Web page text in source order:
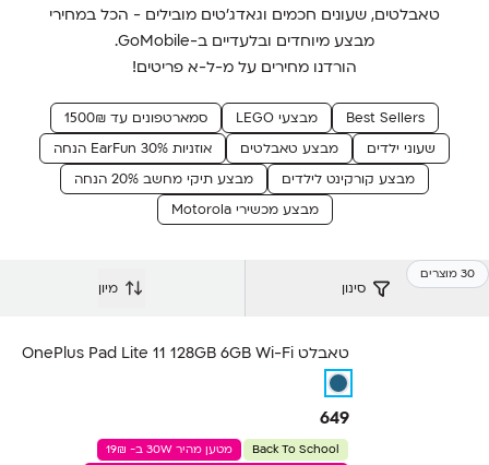
טאבלטים, שעונים חכמים וגאדג'טים מובילים - הכל במחירי
מבצע מיוחדים ובלעדיים ב-GoMobile.
הורדנו מחירים על מ-ל-א פריטים!
Best Sellers מבצעי LEGO
סמארטפונים עד 1500₪
שעוני ילדים
מבצע טאבלטים
אוזניות EarFun 30% הנחה
מבצע קורקינט לילדים
מבצע תיקי מחשב 20% הנחה
מבצע מכשירי Motorola
סינון מיון
30 מוצרים
טאבלט OnePlus Pad Lite 11 128GB 6GB Wi-Fi
649
Back To School
מטען מהיר 30W ב- 19₪